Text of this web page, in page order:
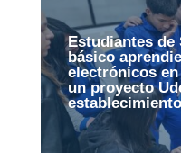
Estudiantes de
básico
electrónicos
un proyecto
establecimiento